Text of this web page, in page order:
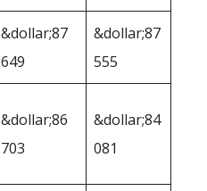
&dollar;87
649
&dollar;87
555
&dollar;86
703
&dollar;84
081